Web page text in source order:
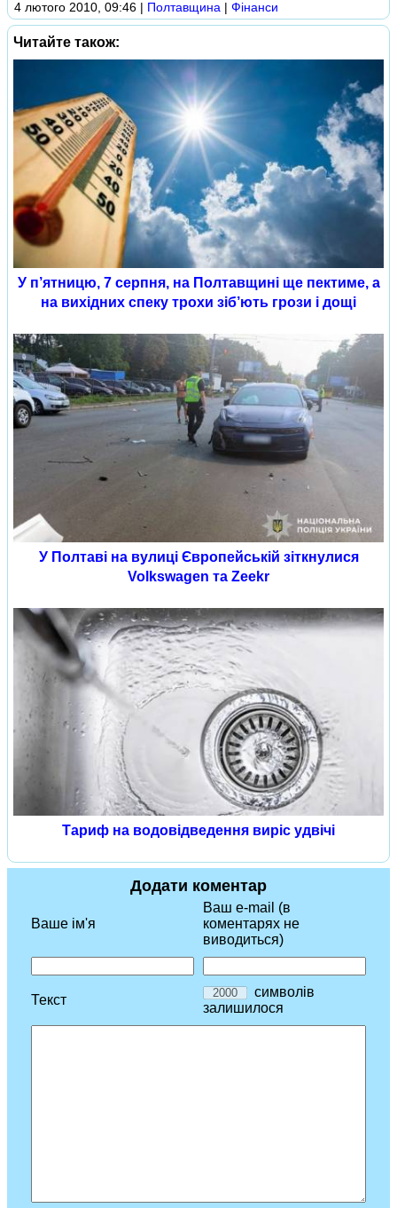
4 лютого 2010, 09:46 | Полтавщина | Фінанси
Читайте також:
У п’ятницю, 7 серпня, на Полтавщині ще пектиме, а
на вихідних спеку трохи зіб’ють грози і дощі
У Полтаві на вулиці Європейській зіткнулися
Volkswagen та Zeekr
Тариф на водовідведення виріс удвічі
Додати коментар
Ваше ім'я
Ваш e-mail (в
коментарях не
виводиться)
Текст
символів
залишилося